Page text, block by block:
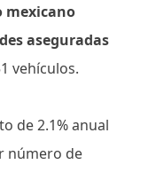
mexicano
aseguradas
vehículos.
de 2.1% anual
número de